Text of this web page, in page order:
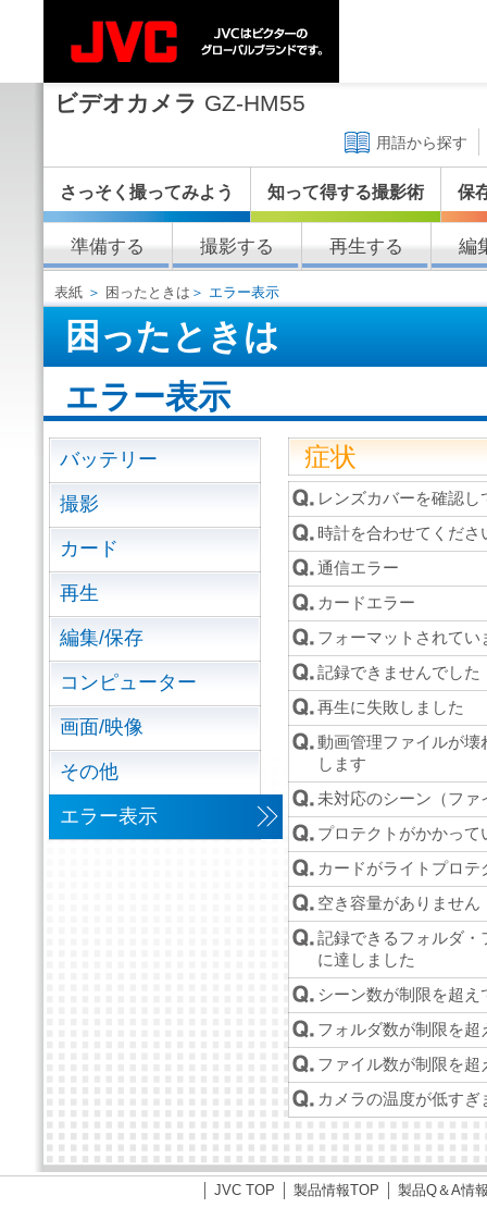
ビデオカメラ GZ-HM55
用語から探す
さっそく撮ってみよう 知って得する撮影術 保
準備する 撮影する 再生する 編
表紙 ＞ 困ったときは ＞ エラー表示
困ったときは
エラー表示
バッテリー
撮影
カード
再生
編集/保存
コンピューター
画面/映像
その他
エラー表示
症状
レンズカバーを確認し
時計を合わせてくださ
通信エラー
カードエラー
フォーマットされてい
記録できませんでした
再生に失敗しました
動画管理ファイルが壊
します
未対応のシーン（ファ
プロテクトがかかって
カードがライトプロ
空き容量がありません
記録できるフォルダ・
に達しました
シーン数が制限を超え
フォルダ数が制限を超
ファイル数が制限を超
カメラの温度が低すぎ
JVC TOP 製品情報TOP 製品Q＆A情